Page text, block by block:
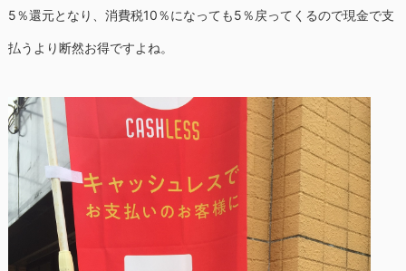
5％還元となり、消費税10％になっても5％戻ってくるので現金で支
払うより断然お得ですよね。